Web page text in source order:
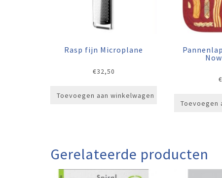
Rasp fijn Microplane
€32,50
Toevoegen aan winkelwagen
€
Toevoegen
Gerelateerde producten